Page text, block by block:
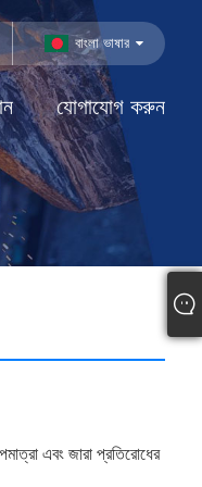
বাংলা ভাষার
যোগাযোগ করুন
এবং জারা প্রতিরোধের